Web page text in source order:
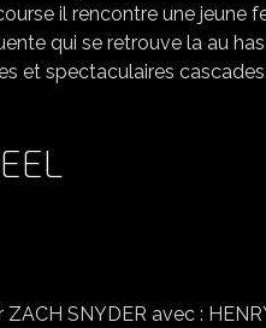
il rencontre une
qui se retrouve la au
et spectaculaires
SNYDER avec :